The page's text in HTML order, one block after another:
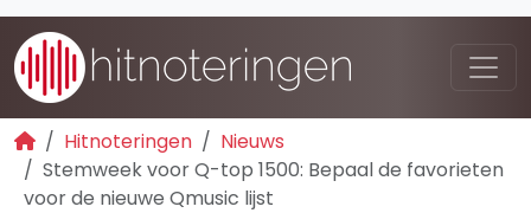
Hitnoteringen
Nieuws
Stemweek voor Q-top 1500: Bepaal de favorieten
voor de nieuwe Qmusic lijst